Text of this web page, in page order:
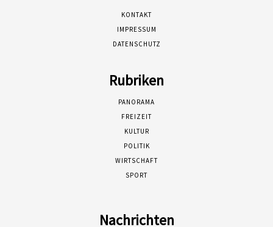
KONTAKT
IMPRESSUM
DATENSCHUTZ
Rubriken
PANORAMA
FREIZEIT
KULTUR
POLITIK
WIRTSCHAFT
SPORT
Nachrichten